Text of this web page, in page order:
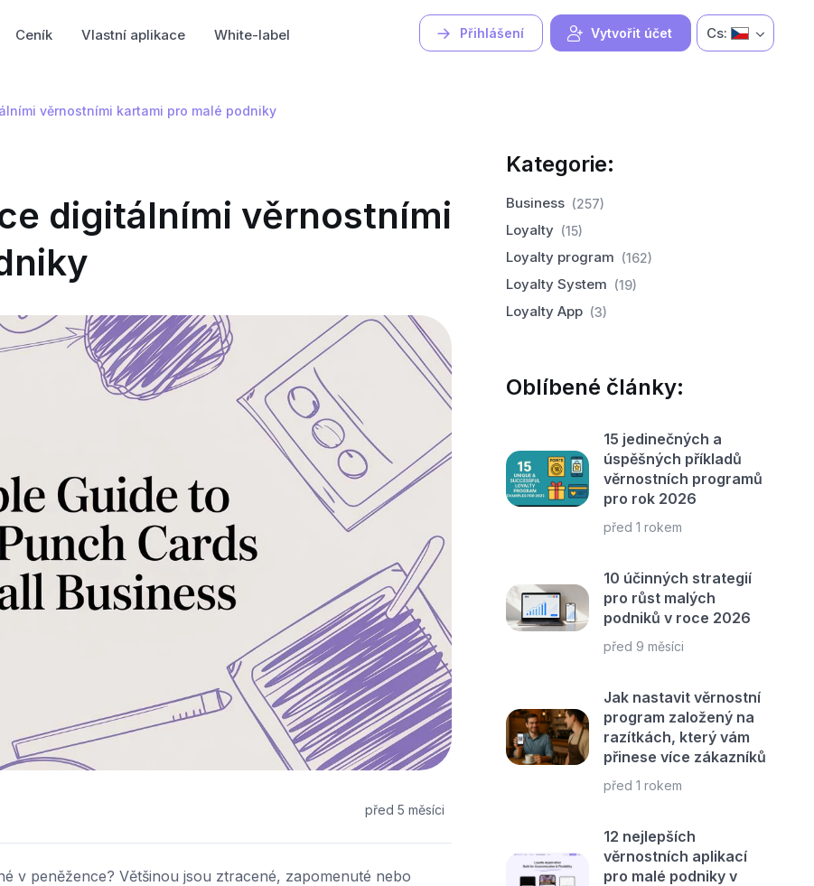
Přihlášení Vytvořit účet
Ceník Vlastní aplikace White-label Cs:
věrnostními kartami pro malé podniky
digitálními věrnostními
před 5 měsíci
v peněžence? Většinou jsou ztracené, zapomenuté nebo
Kategorie:
Business (257)
Loyalty (15)
Loyalty program (162)
Loyalty System (19)
Loyalty App (3)
Oblíbené články:
15 jedinečných a
úspěšných příkladů
věrnostních programů
pro rok 2026
před 1 rokem
10 účinných strategií
pro růst malých
podniků v roce 2026
před 9 měsíci
Jak nastavit věrnostní
program založený na
razítkách, který vám
přinese více zákazníků
před 1 rokem
12 nejlepších
věrnostních aplikací
pro malé podniky v